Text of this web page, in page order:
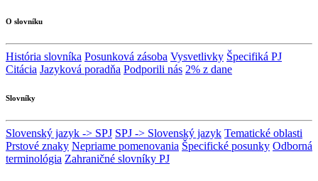
O slovníku
História slovníka Posunková zásoba Vysvetlivky Špecifiká PJ
Citácia Jazyková poradňa Podporili nás 2% z dane
Slovníky
Slovenský jazyk -> SPJ SPJ -> Slovenský jazyk Tematické oblasti
Prstové znaky Nepriame pomenovania Špecifické posunky Odborná
terminológia Zahraničné slovníky PJ